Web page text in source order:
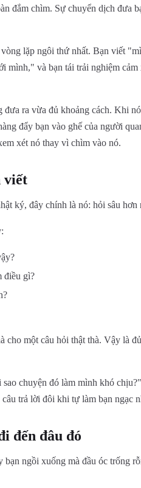
đắm chìm. Sự chuyển dịch đưa
lặp ngôi thứ nhất. Bạn viết
mình," và bạn tái trải nghiệm cảm
ra vừa đủ khoảng cách. Khi
đẩy bạn vào ghế của người
xét nó thay vì chìm vào nó.
viết
ký, đây chính là nó: hỏi sâu hơn
điều gì?
cho một câu hỏi thật thà. Vậy là
chuyện đó làm mình khó
trả lời đôi khi tự làm bạn ngạc
đến đâu đó
ngồi xuống mà đầu óc trống